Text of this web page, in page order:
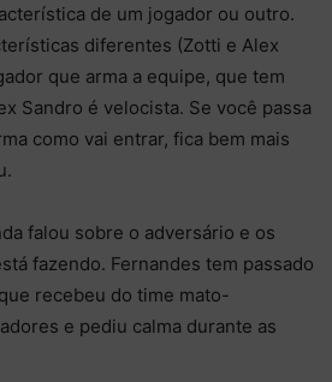
de um jogador ou outro.
diferentes (Zotti e Alex
que arma a equipe, que tem
Sandro é velocista. Se você passa
como vai entrar, fica bem mais
falou sobre o adversário e os
fazendo. Fernandes tem passado
recebeu do time mato-
e pediu calma durante as